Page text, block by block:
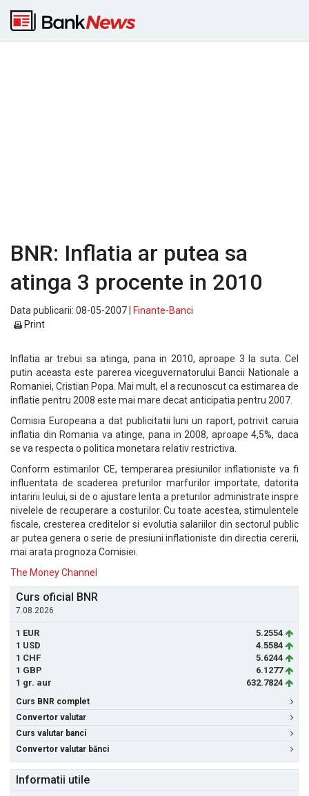
BNR: Inflatia ar putea sa
atinga 3 procente in 2010
Data publicarii: 08-05-2007 |
Finante-Banci
Print
Inflatia ar trebui sa atinga, pana in 2010, aproape 3 la suta. Cel
putin aceasta este parerea viceguvernatorului Bancii Nationale a
Romaniei, Cristian Popa. Mai mult, el a recunoscut ca estimarea de
inflatie pentru 2008 este mai mare decat anticipatia pentru 2007.
Comisia Europeana a dat publicitatii luni un raport, potrivit caruia
inflatia din Romania va atinge, pana in 2008, aproape 4,5%, daca
se va respecta o politica monetara relativ restrictiva.
Conform estimarilor CE, temperarea presiunilor inflationiste va fi
influentata de scaderea preturilor marfurilor importate, datorita
intaririi leului, si de o ajustare lenta a preturilor administrate inspre
nivelele de recuperare a costurilor. Cu toate acestea, stimulentele
fiscale, cresterea creditelor si evolutia salariilor din sectorul public
ar putea genera o serie de presiuni inflationiste din directia cererii,
mai arata prognoza Comisiei.
The Money Channel
Curs oficial BNR
7.08.2026
1 EUR
5.2554
1 USD
4.5584
1 CHF
5.6244
1 GBP
6.1277
1 gr. aur
632.7824
Curs BNR complet
Convertor valutar
Curs valutar banci
Convertor valutar bănci
Informatii utile